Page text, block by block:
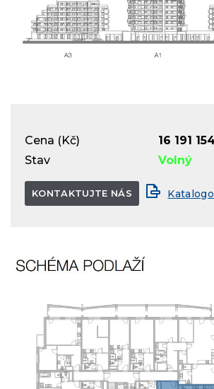
Cena (Kč)
16 191
Stav
Volný
KONTAKTUJTE NÁS